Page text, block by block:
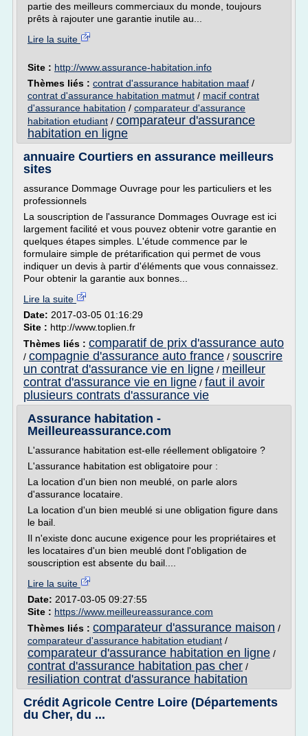
partie des meilleurs commerciaux du monde, toujours
prêts à rajouter une garantie inutile au...
Lire la suite
Site : http://www.assurance-habitation.info
Thèmes liés : contrat d'assurance habitation maaf /
contrat d'assurance habitation matmut / macif contrat
d'assurance habitation / comparateur d'assurance
habitation etudiant / comparateur d'assurance
habitation en ligne
annuaire Courtiers en assurance meilleurs
sites
assurance Dommage Ouvrage pour les particuliers et les
professionnels
La souscription de l'assurance Dommages Ouvrage est ici
largement facilité et vous pouvez obtenir votre garantie en
quelques étapes simples. L'étude commence par le
formulaire simple de prétarification qui permet de vous
indiquer un devis à partir d'éléments que vous connaissez.
Pour obtenir la garantie aux bonnes...
Lire la suite
Date: 2017-03-05 01:16:29
Site : http://www.toplien.fr
Thèmes liés : comparatif de prix d'assurance auto
/ compagnie d'assurance auto france / souscrire
un contrat d'assurance vie en ligne / meilleur
contrat d'assurance vie en ligne / faut il avoir
plusieurs contrats d'assurance vie
Assurance habitation -
Meilleureassurance.com
L'assurance habitation est-elle réellement obligatoire ?
L'assurance habitation est obligatoire pour :
La location d'un bien non meublé, on parle alors
d'assurance locataire.
La location d'un bien meublé si une obligation figure dans
le bail.
Il n'existe donc aucune exigence pour les propriétaires et
les locataires d'un bien meublé dont l'obligation de
souscription est absente du bail....
Lire la suite
Date: 2017-03-05 09:27:55
Site : https://www.meilleureassurance.com
Thèmes liés : comparateur d'assurance maison /
comparateur d'assurance habitation etudiant /
comparateur d'assurance habitation en ligne /
contrat d'assurance habitation pas cher /
resiliation contrat d'assurance habitation
Crédit Agricole Centre Loire (Départements
du Cher, du ...